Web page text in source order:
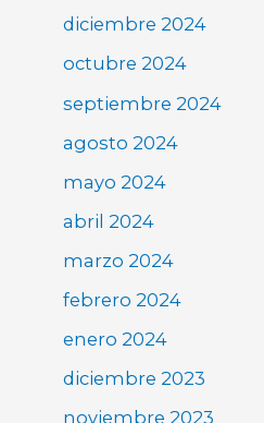
diciembre 2024
octubre 2024
septiembre 2024
agosto 2024
mayo 2024
abril 2024
marzo 2024
febrero 2024
enero 2024
diciembre 2023
noviembre 2023